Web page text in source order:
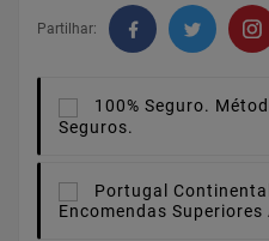
Partilhar:
100% Seguro.
Seguros.
Portugal
Encomendas Superiores